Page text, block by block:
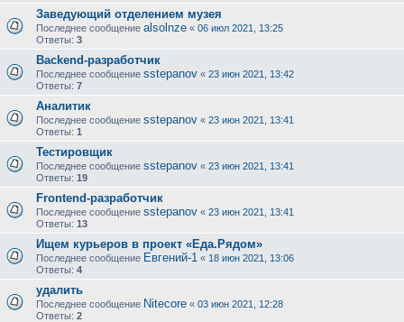
Заведующий отделением музея
Последнее сообщение alsolnze « 06 июл 2021, 13:25
Ответы: 3
Backend-разработчик
Последнее сообщение sstepanov « 23 июн 2021, 13:42
Ответы: 7
Аналитик
Последнее сообщение sstepanov « 23 июн 2021, 13:41
Ответы: 1
Тестировщик
Последнее сообщение sstepanov « 23 июн 2021, 13:41
Ответы: 19
Frontend-разработчик
Последнее сообщение sstepanov « 23 июн 2021, 13:41
Ответы: 13
Ищем курьеров в проект «Еда.Рядом»
Последнее сообщение Евгений-1 « 18 июн 2021, 13:06
Ответы: 4
удалить
Последнее сообщение Nitecore « 03 июн 2021, 12:28
Ответы: 2